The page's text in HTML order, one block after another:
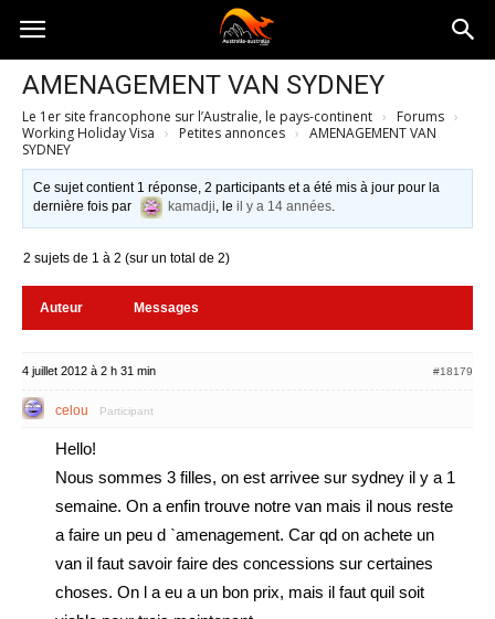
Australia-
australie.com
AMENAGEMENT VAN SYDNEY
Le 1er site francophone sur l’Australie, le pays-continent › Forums ›
Working Holiday Visa › Petites annonces › AMENAGEMENT VAN
SYDNEY
Ce sujet contient 1 réponse, 2 participants et a été mis à jour pour la
dernière fois par
kamadji, leil y a 14 années.
2 sujets de 1 à 2 (sur un total de 2)
Auteur Messages
4 juillet 2012 à 2 h 31 min #18179
celou Participant
Hello!
Nous sommes 3 filles, on est arrivee sur sydney il y a 1
semaine. On a enfin trouve notre van mais il nous reste
a faire un peu d `amenagement. Car qd on achete un
van il faut savoir faire des concessions sur certaines
choses. On l a eu a un bon prix, mais il faut quil soit